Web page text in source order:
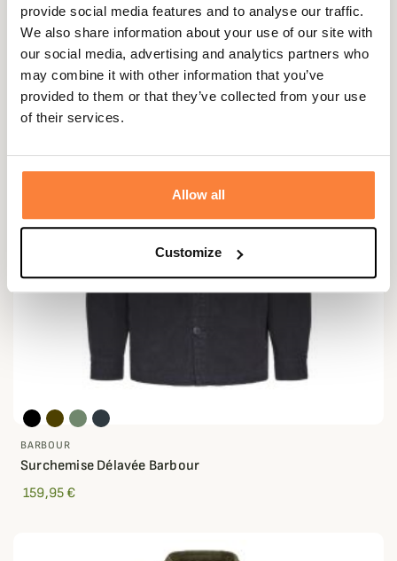
provide social media features and to analyse our traffic.
We also share information about your use of our site with
our social media, advertising and analytics partners who
may combine it with other information that you’ve
provided to them or that they’ve collected from your use
of their services.
Allow all
Customize
159,95 €
BARBOUR
Surchemise Délavée Barbour
159,95 €